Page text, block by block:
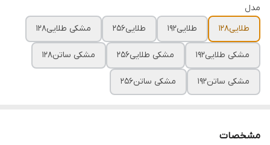
مدل
طلایی۱۲۸
طلایی۱۹۲ طلایی۲۵۶ مشکی طلایی۱۲۸
مشکی طلایی۱۹۲ مشکی طلایی۲۵۶ مشکی ساتن۱۲۸
مشکی ساتن۱۹۲ مشکی ساتن۲۵۶
مشخصات